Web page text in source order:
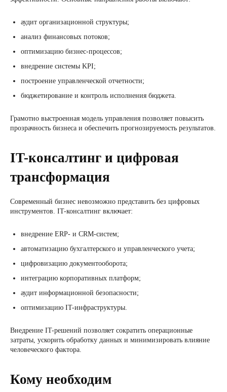
аудит организационной структуры;
анализ финансовых потоков;
оптимизацию бизнес-процессов;
внедрение системы KPI;
построение управленческой отчетности;
бюджетирование и контроль исполнения бюджета.
Грамотно выстроенная модель управления позволяет повысить
прозрачность бизнеса и обеспечить прогнозируемость результатов.
IT-консалтинг и цифровая
трансформация
Современный бизнес невозможно представить без цифровых
инструментов. IT-консалтинг включает:
внедрение ERP- и CRM-систем;
автоматизацию бухгалтерского и управленческого учета;
цифровизацию документооборота;
интеграцию корпоративных платформ;
аудит информационной безопасности;
оптимизацию IT-инфраструктуры.
Внедрение IT-решений позволяет сократить операционные
затраты, ускорить обработку данных и минимизировать влияние
человеческого фактора.
Кому необходим